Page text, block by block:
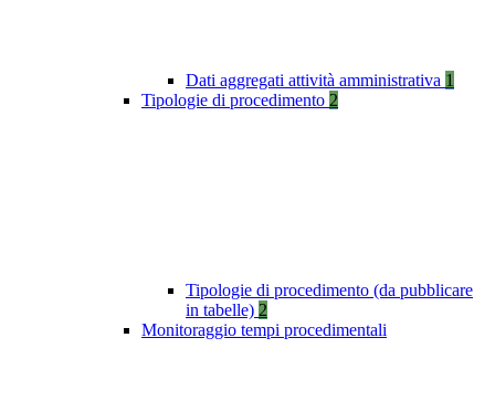
Dati aggregati attività amministrativa 1
Tipologie di procedimento 2
Tipologie di procedimento (da pubblicare
in tabelle) 2
Monitoraggio tempi procedimentali